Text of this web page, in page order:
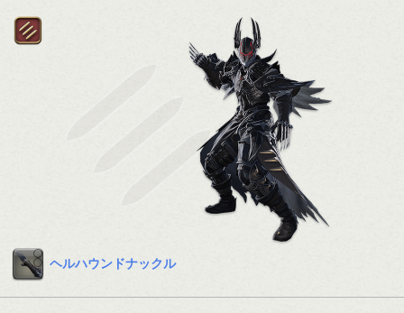
ヘルハウンドナックル